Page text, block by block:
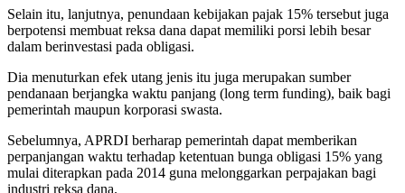
Selain itu, lanjutnya, penundaan kebijakan pajak 15% tersebut juga
berpotensi membuat reksa dana dapat memiliki porsi lebih besar
dalam berinvestasi pada obligasi.
Dia menuturkan efek utang jenis itu juga merupakan sumber
pendanaan berjangka waktu panjang (long term funding), baik bagi
pemerintah maupun korporasi swasta.
Sebelumnya, APRDI berharap pemerintah dapat memberikan
perpanjangan waktu terhadap ketentuan bunga obligasi 15% yang
mulai diterapkan pada 2014 guna melonggarkan perpajakan bagi
industri reksa dana.